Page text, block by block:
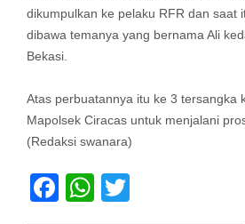
dikumpulkan ke pelaku RFR dan saat
dibawa temanya yang bernama Ali
Bekasi.
Atas perbuatannya itu ke 3 tersangka
Mapolsek Ciracas untuk menjalani
(Redaksi swanara)
Facebook
WhatsApp